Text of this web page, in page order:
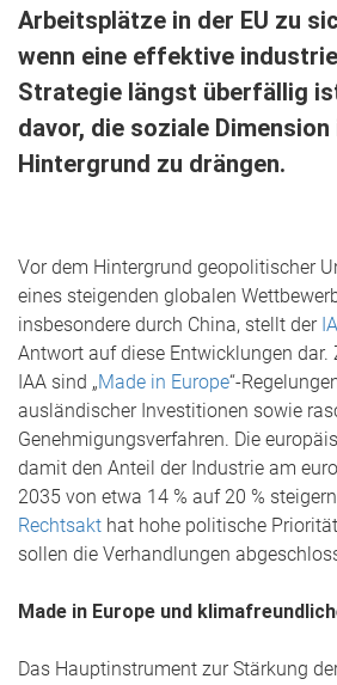
Arbeitsplätze in der EU zu
wenn eine effektive
Strategie längst überfällig
davor, die soziale Dimension
Hintergrund zu drängen.
Vor dem Hintergrund geopolitischer
eines steigenden globalen
insbesondere durch China, stellt der
Antwort auf diese Entwicklungen dar.
IAA sind „Made in Europe“-
ausländischer Investitionen sowie
Genehmigungsverfahren. Die
damit den Anteil der Industrie am
2035 von etwa 14 % auf 20 %
Rechtsakt hat hohe politische
sollen die Verhandlungen
Made in Europe und
Das Hauptinstrument zur Stärkung